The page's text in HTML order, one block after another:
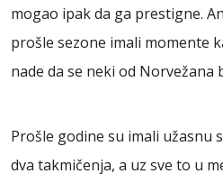
mogao ipak da ga prestigne.
prošle sezone imali momente
nade da se neki od Norvežana
Prošle godine su imali užasnu
dva takmičenja, a uz sve to u